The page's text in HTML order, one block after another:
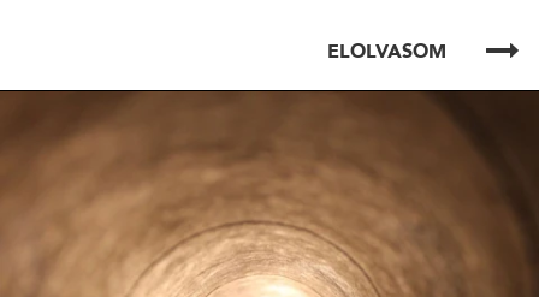
ELOLVASOM